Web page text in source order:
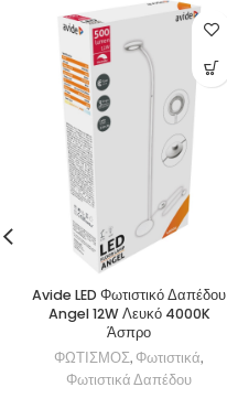
Avide LED Φωτιστικό Δαπέδου
Angel 12W Λευκό 4000K
Άσπρο
ΦΩΤΙΣΜΟΣ, Φωτιστικά,
Φωτιστικά Δαπέδου